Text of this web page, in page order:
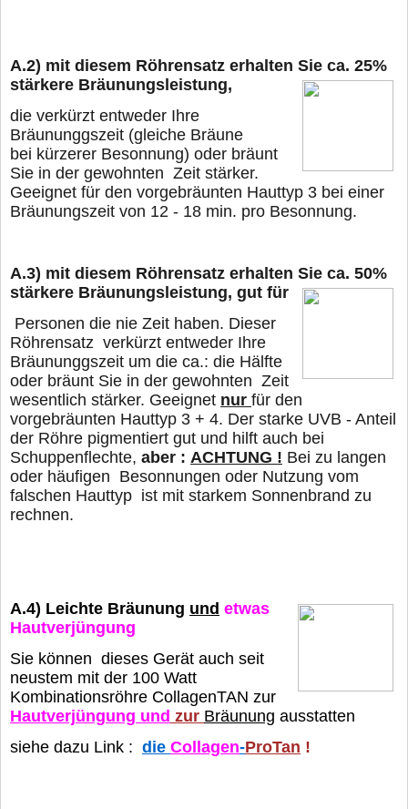
A.2) mit diesem Röhrensatz erhalten Sie ca. 25%
stärkere Bräunungsleistung,
die verkürzt entweder Ihre
Bräununggszeit (gleiche Bräune
bei kürzerer Besonnung) oder bräunt
Sie in der gewohnten Zeit stärker.
Geeignet für den vorgebräunten Hauttyp 3 bei einer
Bräunungszeit von 12 - 18 min. pro Besonnung.
A.3) mit diesem Röhrensatz erhalten Sie ca. 50%
stärkere Bräunungsleistung, gut für
Personen die nie Zeit haben. Dieser
Röhrensatz verkürzt entweder Ihre
Bräununggszeit um die ca.: die Hälfte
oder bräunt Sie in der gewohnten Zeit
wesentlich stärker. Geeignet nur für den
vorgebräunten Hauttyp 3 + 4. Der starke UVB - Anteil
der Röhre pigmentiert gut und hilft auch bei
Schuppenflechte, aber : ACHTUNG ! Bei zu langen
oder häufigen Besonnungen oder Nutzung vom
falschen Hauttyp ist mit starkem Sonnenbrand zu
rechnen.
A.4) Leichte Bräunung und etwas
Hautverjüngung
Sie können dieses Gerät auch seit
neustem mit der 100 Watt
Kombinationsröhre CollagenTAN zur
Hautverjüngung und zur Bräunung ausstatten
siehe dazu Link : die Collagen-ProTan !